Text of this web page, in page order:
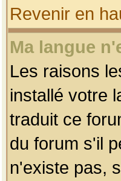
Revenir en
Ma langue
Les raisons
installé votre
traduit ce
du forum s'il
n'existe pas,